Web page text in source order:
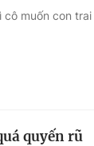
muốn con
quyến rũ